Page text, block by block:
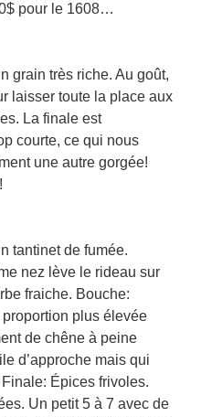
pour le 1608…
grain très riche. Au goût,
laisser toute la place aux
La finale est
courte, ce qui nous
une autre gorgée!
tantinet de fumée.
nez lève le rideau sur
fraiche. Bouche:
plus élevée
de chêne à peine
d’approche mais qui
Épices frivoles.
Un petit 5 à 7 avec de